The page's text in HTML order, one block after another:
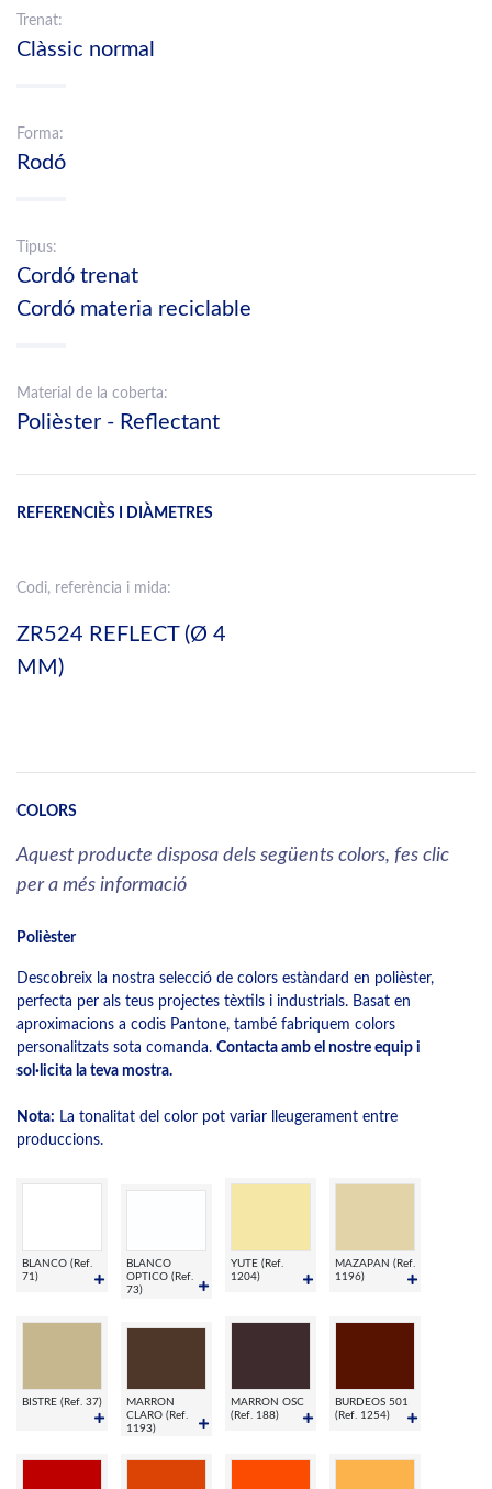
Trenat:
Clàssic normal
Forma:
Rodó
Tipus:
Cordó trenat
Cordó materia reciclable
Material de la coberta:
Polièster - Reflectant
REFERENCIÈS I DIÀMETRES
Codi, referència i mida:
ZR524 REFLECT (Ø 4
MM)
COLORS
Aquest producte disposa dels següents colors, fes clic
per a més informació
Polièster
Descobreix la nostra selecció de colors estàndard en polièster,
perfecta per als teus projectes tèxtils i industrials. Basat en
aproximacions a codis Pantone, també fabriquem colors
personalitzats sota comanda. Contacta amb el nostre equip i
sol·licita la teva mostra.
Nota: La tonalitat del color pot variar lleugerament entre
produccions.
BLANCO (Ref.
71)
BLANCO
OPTICO (Ref.
73)
YUTE (Ref.
1204)
MAZAPAN (Ref.
1196)
BISTRE (Ref. 37)
MARRON
CLARO (Ref.
1193)
MARRON OSC
(Ref. 188)
BURDEOS 501
(Ref. 1254)